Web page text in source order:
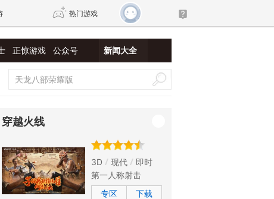
热门游戏
新仙侠5
正惊游戏 公众号 新闻大全
穿越火线
3D 现代
即时
第一人称射击
专区
下载